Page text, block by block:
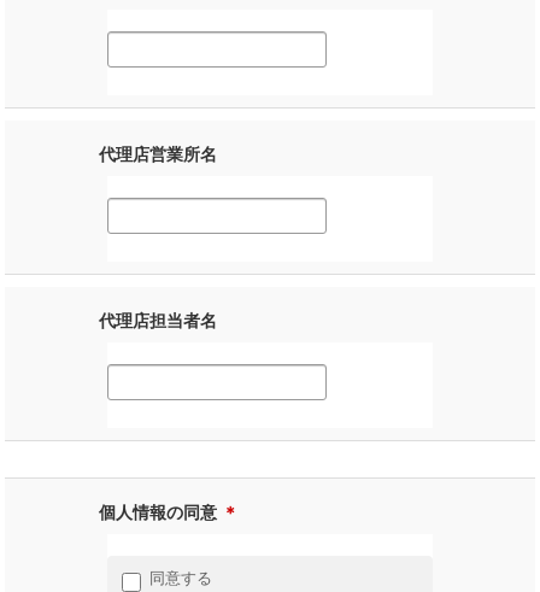
代理店営業所名
代理店担当者名
個人情報の同意 ＊
同意する